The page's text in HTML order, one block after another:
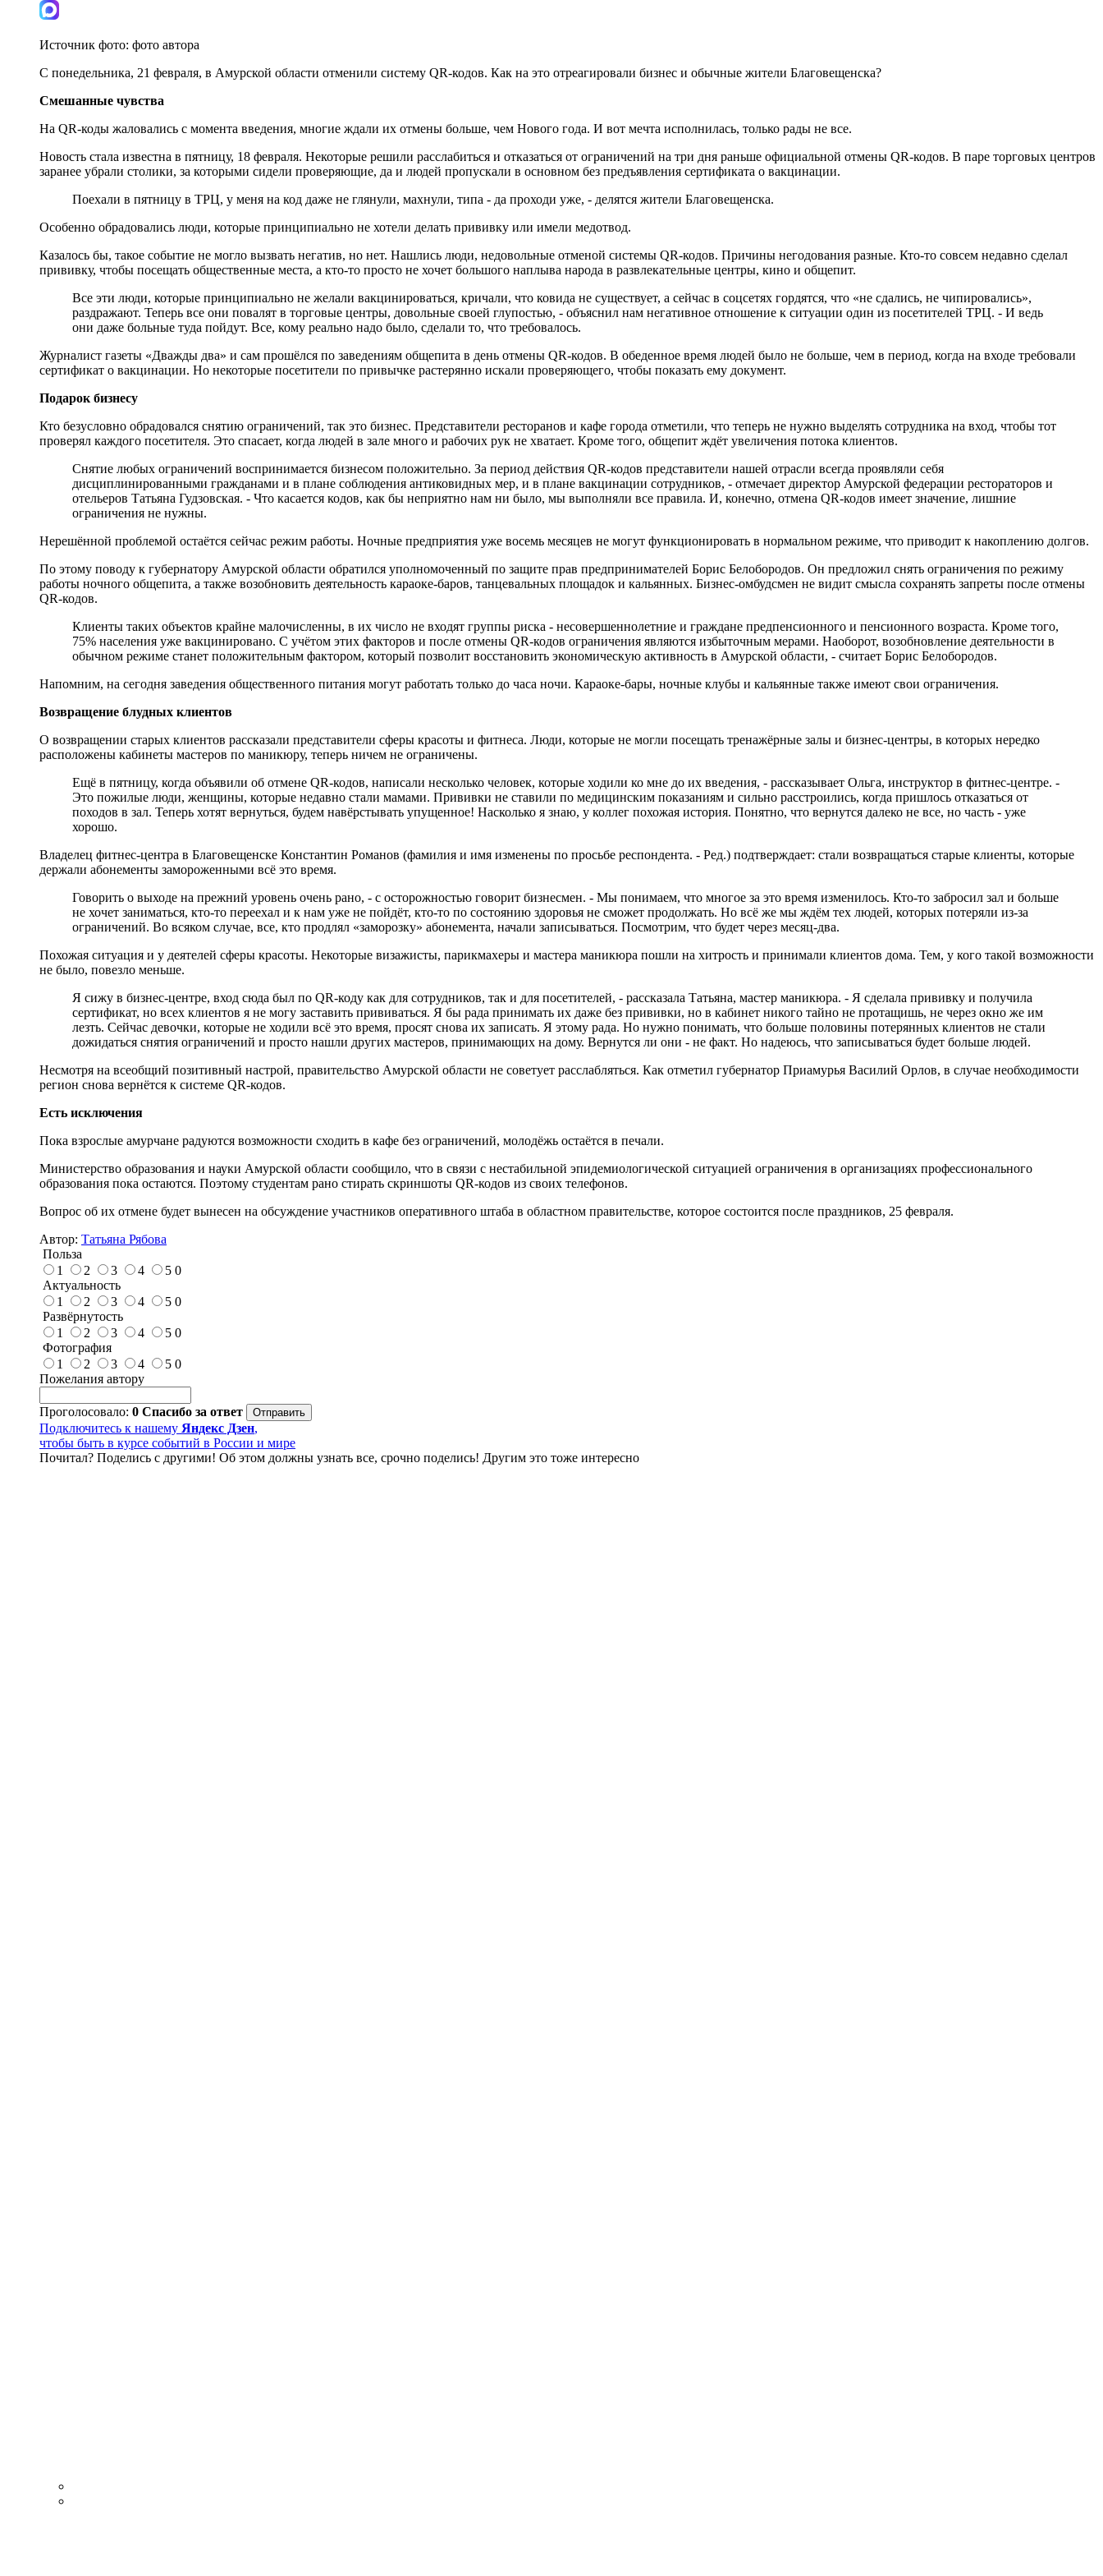
Источник фото: фото автора
С понедельника, 21 февраля, в Амурской области отменили систему QR-кодов. Как на это отреагировали бизнес и обычные жители Благовещенска?
Смешанные чувства
На QR-коды жаловались с момента введения, многие ждали их отмены больше, чем Нового года. И вот мечта исполнилась, только рады не все.
Новость стала известна в пятницу, 18 февраля. Некоторые решили расслабиться и отказаться от ограничений на три дня раньше официальной отмены QR-кодов. В паре торговых центров
заранее убрали столики, за которыми сидели проверяющие, да и людей пропускали в основном без предъявления сертификата о вакцинации.
Поехали в пятницу в ТРЦ, у меня на код даже не глянули, махнули, типа - да проходи уже, - делятся жители Благовещенска.
Особенно обрадовались люди, которые принципиально не хотели делать прививку или имели медотвод.
Казалось бы, такое событие не могло вызвать негатив, но нет. Нашлись люди, недовольные отменой системы QR-кодов. Причины негодования разные. Кто-то совсем недавно сделал
прививку, чтобы посещать общественные места, а кто-то просто не хочет большого наплыва народа в развлекательные центры, кино и общепит.
Все эти люди, которые принципиально не желали вакцинироваться, кричали, что ковида не существует, а сейчас в соцсетях гордятся, что «не сдались, не чипировались»,
раздражают. Теперь все они повалят в торговые центры, довольные своей глупостью, - объяснил нам негативное отношение к ситуации один из посетителей ТРЦ. - И ведь
они даже больные туда пойдут. Все, кому реально надо было, сделали то, что требовалось.
Журналист газеты «Дважды два» и сам прошёлся по заведениям общепита в день отмены QR-кодов. В обеденное время людей было не больше, чем в период, когда на входе требовали
сертификат о вакцинации. Но некоторые посетители по привычке растерянно искали проверяющего, чтобы показать ему документ.
Подарок бизнесу
Кто безусловно обрадовался снятию ограничений, так это бизнес. Представители ресторанов и кафе города отметили, что теперь не нужно выделять сотрудника на вход, чтобы тот
проверял каждого посетителя. Это спасает, когда людей в зале много и рабочих рук не хватает. Кроме того, общепит ждёт увеличения потока клиентов.
Снятие любых ограничений воспринимается бизнесом положительно. За период действия QR-кодов представители нашей отрасли всегда проявляли себя
дисциплинированными гражданами и в плане соблюдения антиковидных мер, и в плане вакцинации сотрудников, - отмечает директор Амурской федерации рестораторов и
отельеров Татьяна Гудзовская. - Что касается кодов, как бы неприятно нам ни было, мы выполняли все правила. И, конечно, отмена QR-кодов имеет значение, лишние
ограничения не нужны.
Нерешённой проблемой остаётся сейчас режим работы. Ночные предприятия уже восемь месяцев не могут функционировать в нормальном режиме, что приводит к накоплению долгов.
По этому поводу к губернатору Амурской области обратился уполномоченный по защите прав предпринимателей Борис Белобородов. Он предложил снять ограничения по режиму
работы ночного общепита, а также возобновить деятельность караоке-баров, танцевальных площадок и кальянных. Бизнес-омбудсмен не видит смысла сохранять запреты после отмены
QR-кодов.
Клиенты таких объектов крайне малочисленны, в их число не входят группы риска - несовершеннолетние и граждане предпенсионного и пенсионного возраста. Кроме того,
75% населения уже вакцинировано. С учётом этих факторов и после отмены QR-кодов ограничения являются избыточным мерами. Наоборот, возобновление деятельности в
обычном режиме станет положительным фактором, который позволит восстановить экономическую активность в Амурской области, - считает Борис Белобородов.
Напомним, на сегодня заведения общественного питания могут работать только до часа ночи. Караоке-бары, ночные клубы и кальянные также имеют свои ограничения.
Возвращение блудных клиентов
О возвращении старых клиентов рассказали представители сферы красоты и фитнеса. Люди, которые не могли посещать тренажёрные залы и бизнес-центры, в которых нередко
расположены кабинеты мастеров по маникюру, теперь ничем не ограничены.
Ещё в пятницу, когда объявили об отмене QR-кодов, написали несколько человек, которые ходили ко мне до их введения, - рассказывает Ольга, инструктор в фитнес-центре. -
Это пожилые люди, женщины, которые недавно стали мамами. Прививки не ставили по медицинским показаниям и сильно расстроились, когда пришлось отказаться от
походов в зал. Теперь хотят вернуться, будем навёрстывать упущенное! Насколько я знаю, у коллег похожая история. Понятно, что вернутся далеко не все, но часть - уже
хорошо.
Владелец фитнес-центра в Благовещенске Константин Романов (фамилия и имя изменены по просьбе респондента. - Ред.) подтверждает: стали возвращаться старые клиенты, которые
держали абонементы замороженными всё это время.
Говорить о выходе на прежний уровень очень рано, - с осторожностью говорит бизнесмен. - Мы понимаем, что многое за это время изменилось. Кто-то забросил зал и больше
не хочет заниматься, кто-то переехал и к нам уже не пойдёт, кто-то по состоянию здоровья не сможет продолжать. Но всё же мы ждём тех людей, которых потеряли из-за
ограничений. Во всяком случае, все, кто продлял «заморозку» абонемента, начали записываться. Посмотрим, что будет через месяц-два.
Похожая ситуация и у деятелей сферы красоты. Некоторые визажисты, парикмахеры и мастера маникюра пошли на хитрость и принимали клиентов дома. Тем, у кого такой возможности
не было, повезло меньше.
Я сижу в бизнес-центре, вход сюда был по QR-коду как для сотрудников, так и для посетителей, - рассказала Татьяна, мастер маникюра. - Я сделала прививку и получила
сертификат, но всех клиентов я не могу заставить прививаться. Я бы рада принимать их даже без прививки, но в кабинет никого тайно не протащишь, не через окно же им
лезть. Сейчас девочки, которые не ходили всё это время, просят снова их записать. Я этому рада. Но нужно понимать, что больше половины потерянных клиентов не стали
дожидаться снятия ограничений и просто нашли других мастеров, принимающих на дому. Вернутся ли они - не факт. Но надеюсь, что записываться будет больше людей.
Несмотря на всеобщий позитивный настрой, правительство Амурской области не советует расслабляться. Как отметил губернатор Приамурья Василий Орлов, в случае необходимости
регион снова вернётся к системе QR-кодов.
Есть исключения
Пока взрослые амурчане радуются возможности сходить в кафе без ограничений, молодёжь остаётся в печали.
Министерство образования и науки Амурской области сообщило, что в связи с нестабильной эпидемиологической ситуацией ограничения в организациях профессионального
образования пока остаются. Поэтому студентам рано стирать скриншоты QR-кодов из своих телефонов.
Вопрос об их отмене будет вынесен на обсуждение участников оперативного штаба в областном правительстве, которое состоится после праздников, 25 февраля.
Автор: Татьяна Рябова
Польза
1
2 3 4 5 0
Актуальность
1
2 3 4 5 0
Развёрнутость
1
2 3 4 5 0
Фотография
1
2 3 4 5 0
Пожелания автору
Проголосовало: 0 Спасибо за ответ
Подключитесь к нашему Яндекс Дзен,
чтобы быть в курсе событий в России и мире
Почитал? Поделись с другими! Об этом должны узнать все, срочно поделись! Другим это тоже интересно